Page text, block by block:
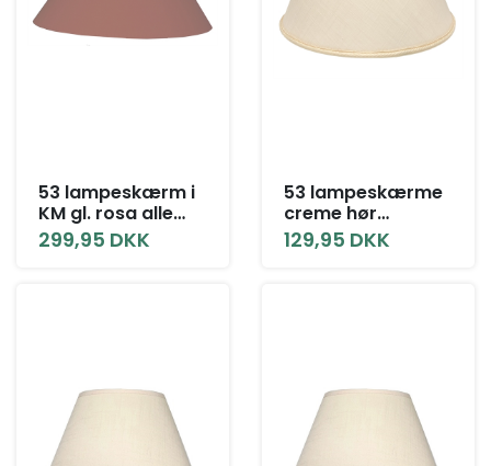
53 lampeskærm i
KM gl. rosa alle
størrelser
299,95 DKK
53 lampeskærme
creme hør
agraman alle
størrelser uden
129,95 DKK